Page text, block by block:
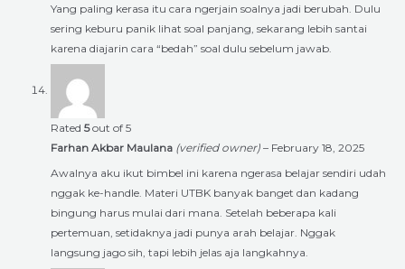
Yang paling kerasa itu cara ngerjain soalnya jadi berubah. Dulu
sering keburu panik lihat soal panjang, sekarang lebih santai
karena diajarin cara “bedah” soal dulu sebelum jawab.
Rated 5out of 5
Farhan Akbar Maulana (verified owner) – February 18, 2025
Awalnya aku ikut bimbel ini karena ngerasa belajar sendiri udah
nggak ke-handle. Materi UTBK banyak banget dan kadang
bingung harus mulai dari mana. Setelah beberapa kali
pertemuan, setidaknya jadi punya arah belajar. Nggak
langsung jago sih, tapi lebih jelas aja langkahnya.